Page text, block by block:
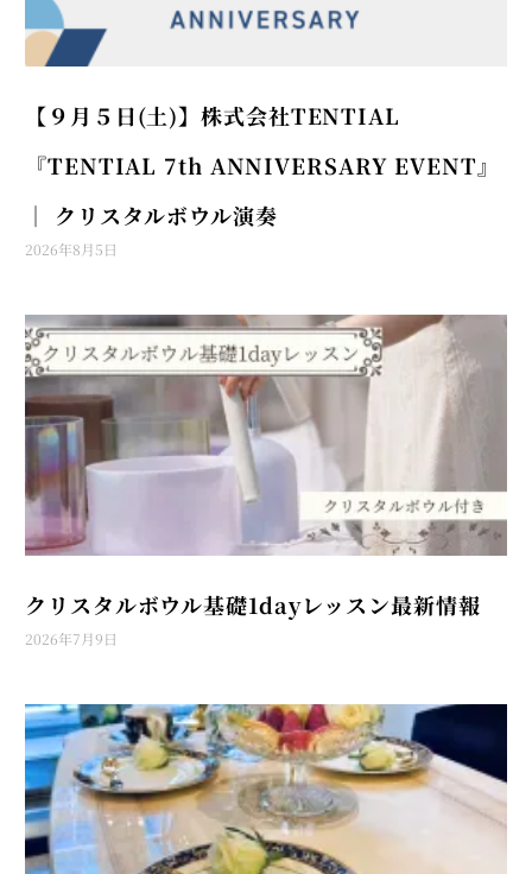
【９月５日(土)】株式会社TENTIAL
『TENTIAL 7th ANNIVERSARY EVENT』
│ クリスタルボウル演奏
2026年8月5日
クリスタルボウル基礎1dayレッスン最新情報
2026年7月9日